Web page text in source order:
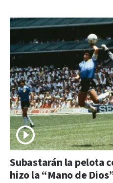
Subastarán la pelota
hizo la “Mano de